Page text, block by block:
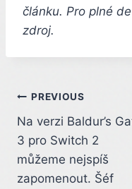
článku. Pro plné
zdroj.
Post
navigation
PREVIOUS
Na verzi Baldur’s
3 pro Switch 2
můžeme nejspíš
zapomenout. Šéf